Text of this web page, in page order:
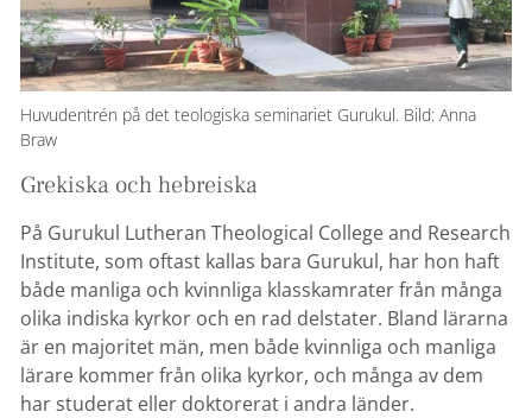
Huvudentrén på det teologiska seminariet Gurukul. Bild: Anna
Braw
Grekiska och hebreiska
På Gurukul Lutheran Theological College and Research
Institute, som oftast kallas bara Gurukul, har hon haft
både manliga och kvinnliga klasskamrater från många
olika indiska kyrkor och en rad delstater. Bland lärarna
är en majoritet män, men både kvinnliga och manliga
lärare kommer från olika kyrkor, och många av dem
har studerat eller doktorerat i andra länder.